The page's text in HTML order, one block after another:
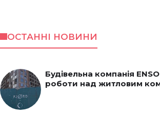
ОСТАННІ НОВИНИ
Будівельна компанія
роботи над житловим